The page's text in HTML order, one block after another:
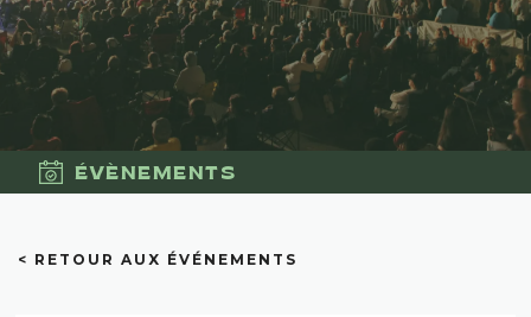
ÉVÈNEMENTS
< RETOUR AUX ÉVÉNEMENTS